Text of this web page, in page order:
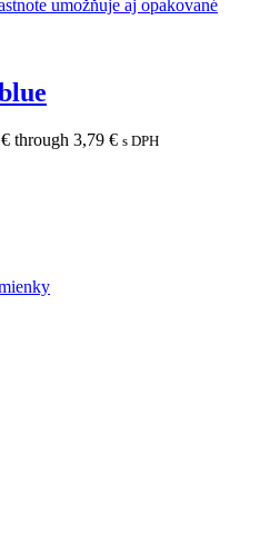
through 3,79 € s DPH